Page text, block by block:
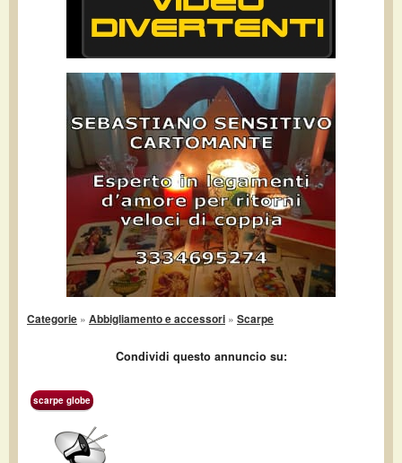
Categorie » Abbigliamento e accessori » Scarpe
Condividi questo annuncio su:
scarpe globe